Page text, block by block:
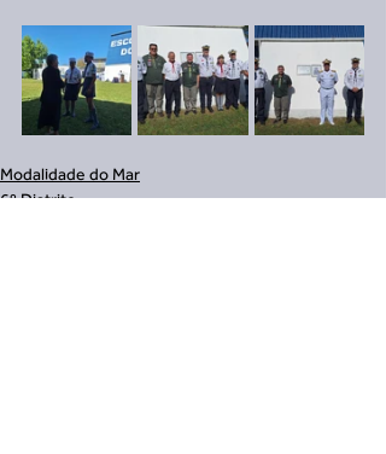
Modalidade do Mar
6º Distrito